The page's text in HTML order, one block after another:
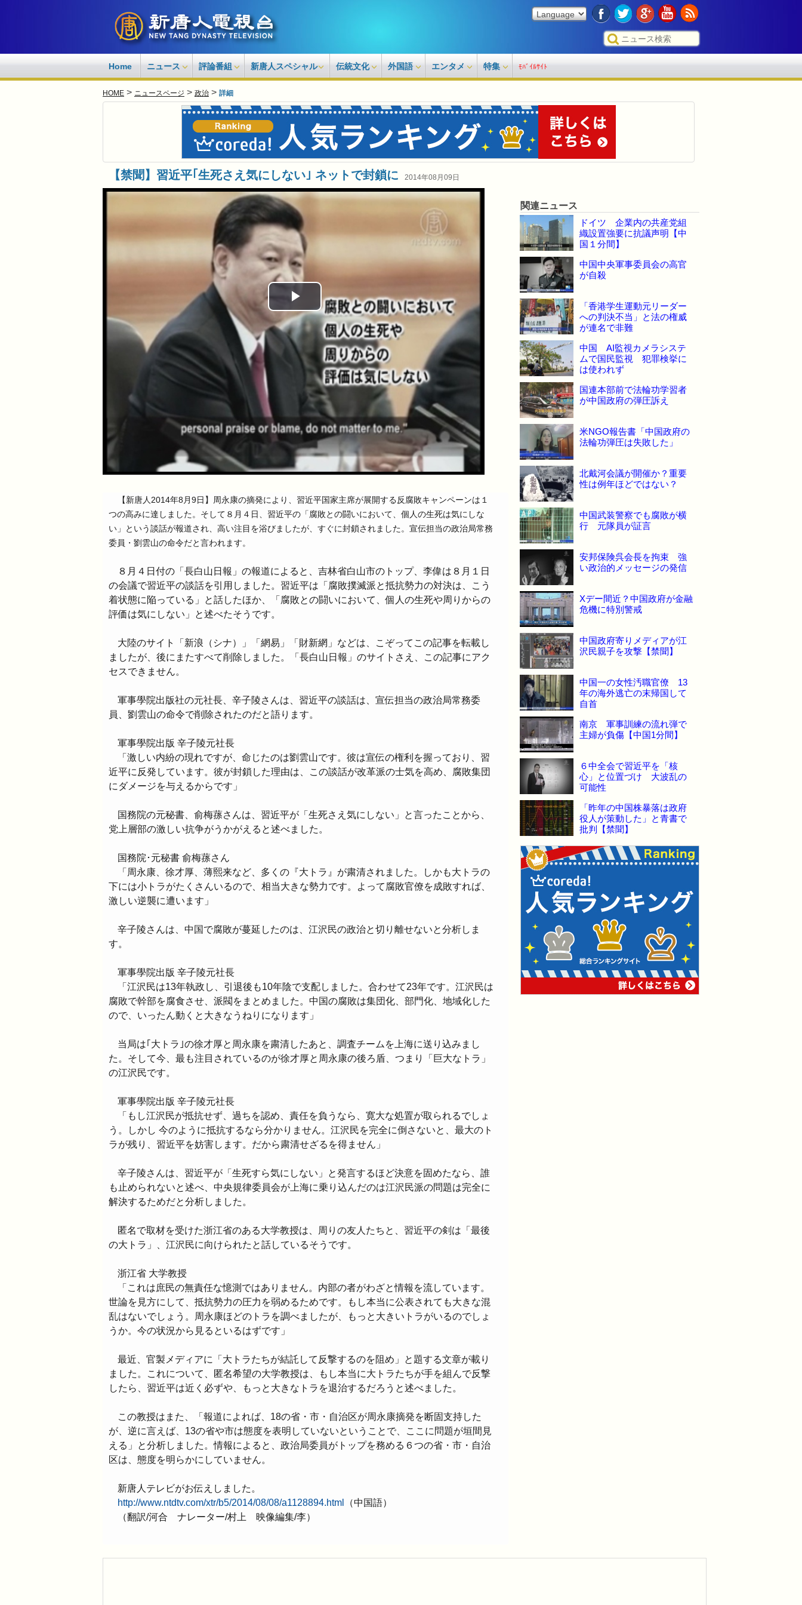
Home ニュース 評論番組 新唐人スペシャル 伝統文化 外国語 エンタメ 特集 ﾓﾊﾞｲﾙｻｲﾄ
HOME > ニュースページ > 政治 > 詳細
【禁聞】習近平｢生死さえ気にしない｣ ネットで封鎖に 2014年08月09日
Play
Video
【新唐人2014年8月9日】周永康の摘発により、習近平国家主席が展開する反腐敗キャンペーンは１
つの高みに達しました。そして８月４日、習近平の「腐敗との闘いにおいて、個人の生死は気にしな
い」という談話が報道され、高い注目を浴びましたが、すぐに封鎖されました。宣伝担当の政治局常務
委員・劉雲山の命令だと言われます。
８月４日付の「長白山日報」の報道によると、吉林省白山市のトップ、李偉は８月１日
の会議で習近平の談話を引用しました。習近平は「腐敗撲滅派と抵抗勢力の対決は、こう
着状態に陥っている」と話したほか、「腐敗との闘いにおいて、個人の生死や周りからの
評価は気にしない」と述べたそうです。
大陸のサイト「新浪（シナ）」「網易」「財新網」などは、こぞってこの記事を転載し
ましたが、後にまたすべて削除しました。「長白山日報」のサイトさえ、この記事にアク
セスできません。
軍事學院出版社の元社長、辛子陵さんは、習近平の談話は、宣伝担当の政治局常務委
員、劉雲山の命令で削除されたのだと語ります。
軍事學院出版 辛子陵元社長
「激しい内紛の現れですが、命じたのは劉雲山です。彼は宣伝の権利を握っており、習
近平に反発しています。彼が封鎖した理由は、この談話が改革派の士気を高め、腐敗集団
にダメージを与えるからです」
国務院の元秘書、俞梅蓀さんは、習近平が「生死さえ気にしない」と言ったことから、
党上層部の激しい抗争がうかがえると述べました。
国務院･元秘書 俞梅蓀さん
「周永康、徐才厚、薄熙来など、多くの『大トラ』が粛清されました。しかも大トラの
下には小トラがたくさんいるので、相当大きな勢力です。よって腐敗官僚を成敗すれば、
激しい逆襲に遭います」
辛子陵さんは、中国で腐敗が蔓延したのは、江沢民の政治と切り離せないと分析しま
す。
軍事學院出版 辛子陵元社長
「江沢民は13年執政し、引退後も10年陰で支配しました。合わせて23年です。江沢民は
腐敗で幹部を腐食させ、派閥をまとめました。中国の腐敗は集団化、部門化、地域化した
ので、いったん動くと大きなうねりになります」
当局は｢大トラ｣の徐才厚と周永康を粛清したあと、調査チームを上海に送り込みまし
た。そして今、最も注目されているのが徐才厚と周永康の後ろ盾、つまり「巨大なトラ」
の江沢民です。
軍事學院出版 辛子陵元社長
「もし江沢民が抵抗せず、過ちを認め、責任を負うなら、寛大な処置が取られるでしょ
う。しかし 今のように抵抗するなら分かりません。江沢民を完全に倒さないと、最大のト
ラが残り、習近平を妨害します。だから粛清せざるを得ません」
辛子陵さんは、習近平が「生死すら気にしない」と発言するほど決意を固めたなら、誰
も止められないと述べ、中央規律委員会が上海に乗り込んだのは江沢民派の問題は完全に
解決するためだと分析しました。
匿名で取材を受けた浙江省のある大学教授は、周りの友人たちと、習近平の剣は「最後
の大トラ」、江沢民に向けられたと話しているそうです。
浙江省 大学教授
「これは庶民の無責任な憶測ではありません。内部の者がわざと情報を流しています。
世論を見方にして、抵抗勢力の圧力を弱めるためです。もし本当に公表されても大きな混
乱はないでしょう。周永康ほどのトラを調べましたが、もっと大きいトラがいるのでしょ
うか。今の状況から見るといるはずです」
最近、官製メディアに「大トラたちが結託して反撃するのを阻め」と題する文章が載り
ました。これについて、匿名希望の大学教授は、もし本当に大トラたちが手を組んで反撃
したら、習近平は近く必ずや、もっと大きなトラを退治するだろうと述べました。
この教授はまた、「報道によれば、18の省・市・自治区が周永康摘発を断固支持した
が、逆に言えば、13の省や市は態度を表明していないということで、ここに問題が垣間見
える」と分析しました。情報によると、政治局委員がトップを務める６つの省・市・自治
区は、態度を明らかにしていません。
新唐人テレビがお伝えしました。
http://www.ntdtv.com/xtr/b5/2014/08/08/a1128894.html
（中国語）
（翻訳/河合 ナレーター/村上 映像編集/李）
関連ニュース
ドイツ 企業内の共産党組
織設置強要に抗議声明【中
国１分間】
中国中央軍事委員会の高官
が自殺
「香港学生運動元リーダー
への判決不当」と法の権威
が連名で非難
中国 AI監視カメラシステ
ムで国民監視 犯罪検挙に
は使われず
国連本部前で法輪功学習者
が中国政府の弾圧訴え
米NGO報告書「中国政府の
法輪功弾圧は失敗した」
北戴河会議が開催か？重要
性は例年ほどではない？
中国武装警察でも腐敗が横
行 元隊員が証言
安邦保険呉会長を拘束 強
い政治的メッセージの発信
Xデー間近？中国政府が金融
危機に特別警戒
中国政府寄りメディアが江
沢民親子を攻撃【禁聞】
中国一の女性汚職官僚 13
年の海外逃亡の末帰国して
自首
南京 軍事訓練の流れ弾で
主婦が負傷【中国1分間】
６中全会で習近平を「核
心」と位置づけ 大波乱の
可能性
「昨年の中国株暴落は政府
役人が策動した」と青書で
批判【禁聞】